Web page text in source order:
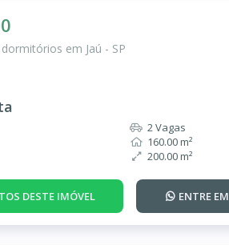
em Jaú - SP
2 Vagas
160.00 m²
200.00 m²
DESTE IMÓVEL ENTRE EM